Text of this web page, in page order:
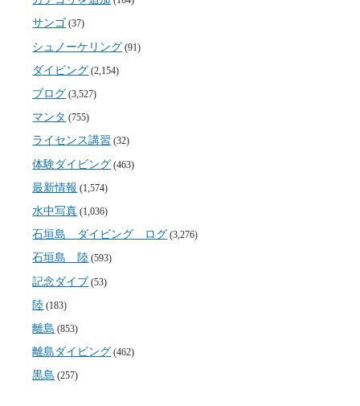
サンゴ (37)
シュノーケリング (91)
ダイビング (2,154)
ブログ (3,527)
マンタ (755)
ライセンス講習 (32)
体験ダイビング (463)
最新情報 (1,574)
水中写真 (1,036)
石垣島 ダイビング ログ (3,276)
石垣島 陸 (593)
記念ダイブ (53)
陸 (183)
離島 (853)
離島ダイビング (462)
黒島 (257)